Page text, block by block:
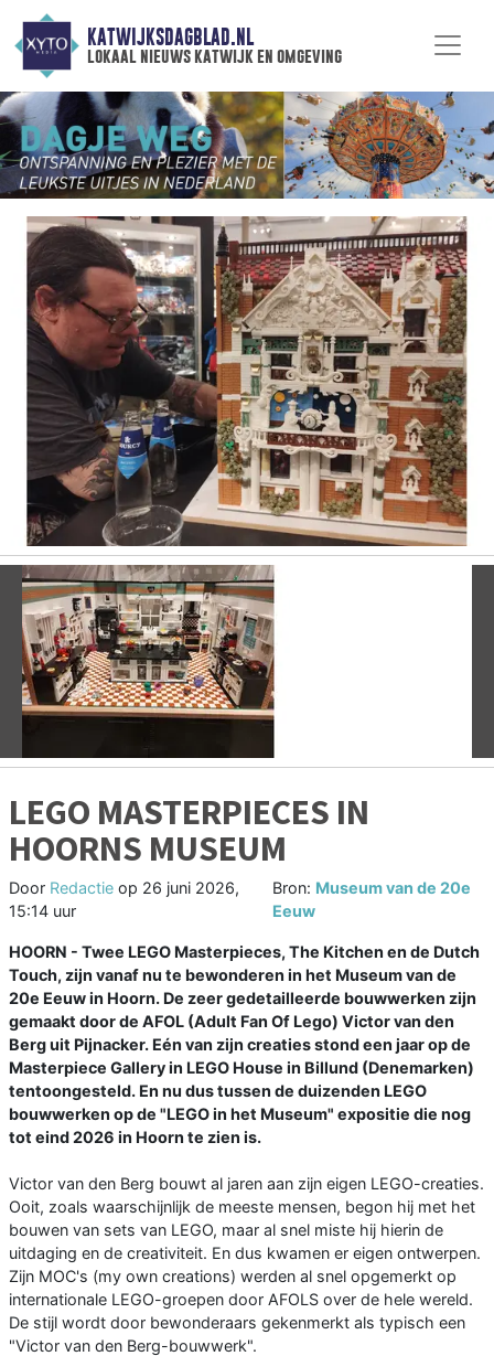
KATWIJKSDAGBLAD.NL
lokaal nieuws katwijk en omgeving
Vorige
LEGO MASTERPIECES IN
HOORNS MUSEUM
Door Redactie op 26 juni 2026,
15:14 uur
Bron: Museum van de 20e
Eeuw
HOORN - Twee LEGO Masterpieces, The Kitchen en de Dutch
Touch, zijn vanaf nu te bewonderen in het Museum van de
20e Eeuw in Hoorn. De zeer gedetailleerde bouwwerken zijn
gemaakt door de AFOL (Adult Fan Of Lego) Victor van den
Berg uit Pijnacker. Eén van zijn creaties stond een jaar op de
Masterpiece Gallery in LEGO House in Billund (Denemarken)
tentoongesteld. En nu dus tussen de duizenden LEGO
bouwwerken op de "LEGO in het Museum" expositie die nog
tot eind 2026 in Hoorn te zien is.
Victor van den Berg bouwt al jaren aan zijn eigen LEGO-creaties.
Ooit, zoals waarschijnlijk de meeste mensen, begon hij met het
bouwen van sets van LEGO, maar al snel miste hij hierin de
uitdaging en de creativiteit. En dus kwamen er eigen ontwerpen.
Zijn MOC's (my own creations) werden al snel opgemerkt op
internationale LEGO-groepen door AFOLS over de hele wereld.
De stijl wordt door bewonderaars gekenmerkt als typisch een
"Victor van den Berg-bouwwerk".